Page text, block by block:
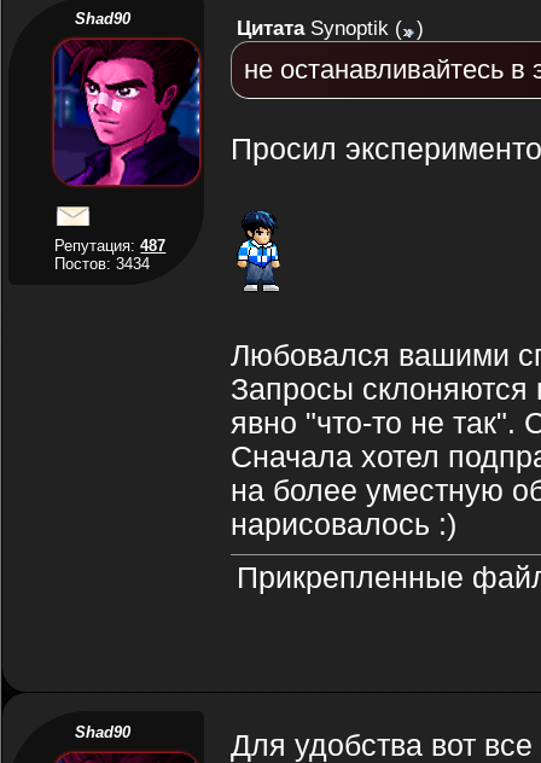
Shad90
Репутация:487
Постов: 3434
Цитата Synoptik( )
не останавливайтесь в
Просил
Любовался вашими
Запросы склоняются
явно "что-то не так".
Сначала хотел
на более уместную
нарисовалось :)
Прикрепленные
Shad90 Для удобства вот